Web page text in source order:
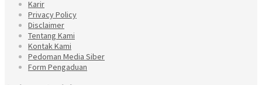
Karir
Privacy Policy
Disclaimer
Tentang Kami
Kontak Kami
Pedoman Media Siber
Form Pengaduan